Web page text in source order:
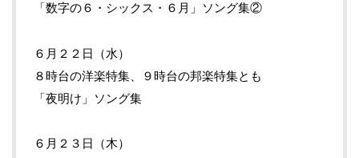
「数字の６・シックス・６月」ソング集②
６月２２日（水）
８時台の洋楽特集、９時台の邦楽特集とも
「夜明け」ソング集
６月２３日（木）